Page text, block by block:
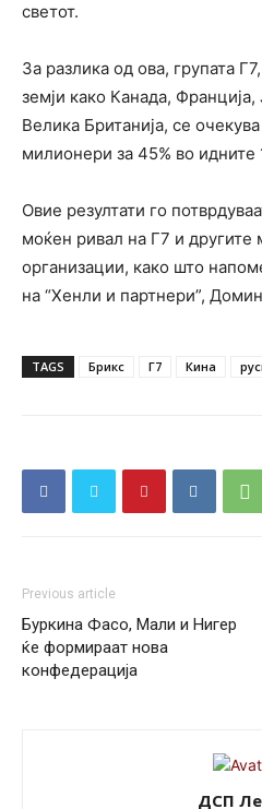
светот.
За разлика од ова, групата
земји како Канада,
Велика Британија, се
милионери за 45% во идните
Овие резултати го
моќен ривал на Г7 и другите
организации, како што
на “Хенли и партнери”,
TAGS Брикс Г7 Кина
Previous article
Буркина Фасо, Мали и Нигер
ќе формираат нова
конфедерација
ДСП